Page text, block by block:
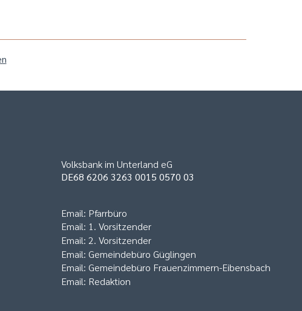
Volksbank im Unterland eG
DE68 6206 3263 0015 0570 03
Email: Pfarrbüro
Email: 1. Vorsitzender
Email: 2. Vorsitzender
Email: Gemeindebüro Güglingen
Email: Gemeindebüro Frauenzimmern-Eibensbach
Email: Redaktion